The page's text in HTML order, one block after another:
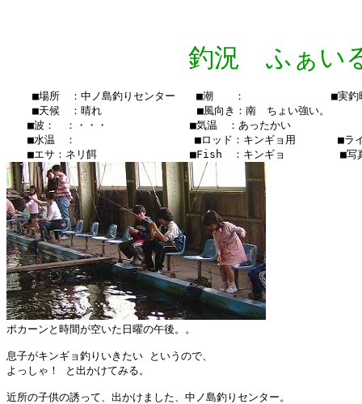
釣況 ふぁい
■場所　：中ノ島釣りセンター　　■潮　　：　　  　　　　　■
    ■天候　：晴れ　　　 　    　　■風向き：南　ちょい強い。
■波：　：・・・　　　　　   　■気温　：あったかい
■水温　：    　　　　　  　 　■ロッド：キンギョ用　　　　■ラ
ポカーンと時間が空いた日曜の午後。。
息子がキンギョ釣りいきたい というので、
よっしゃ！ と出かけてみる。
近所の子供の誘って、出かけました、中ノ島釣りセンター。